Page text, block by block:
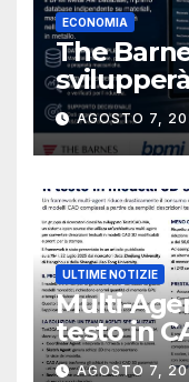
ECONOMIA
The
database
metallica
navale
AGOSTO 7,
ULTIME NOTIZIE
Multi-
testo in
meno
AGOSTO 7,